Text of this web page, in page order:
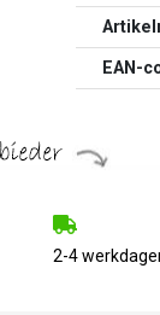
EAN-
2-4